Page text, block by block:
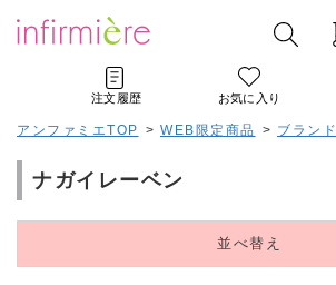
注文履歴 お気に入り
アンファミエTOP > WEB限定商品 > ブランド
ナガイレーベン
並べ替え